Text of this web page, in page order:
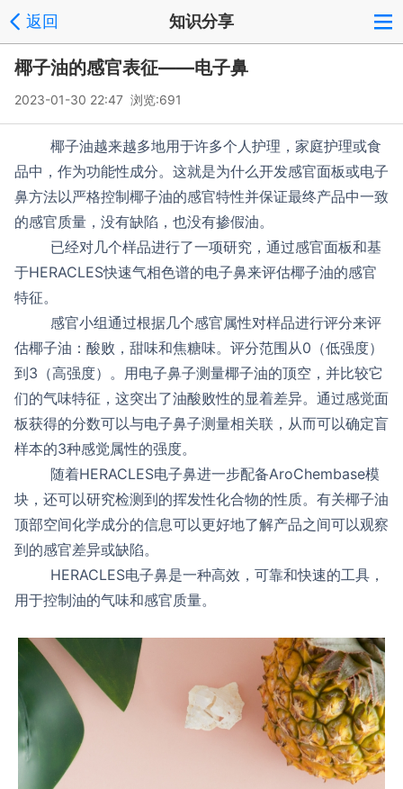
返回 知识分享
椰子油的感官表征——电子鼻
2023-01-30 22:47 浏览:691
椰子油越来越多地用于许多个人护理，家庭护理或食
品中，作为功能性成分。这就是为什么开发感官面板或电子
鼻方法以严格控制椰子油的感官特性并保证最终产品中一致
的感官质量，没有缺陷，也没有掺假油。
已经对几个样品进行了一项研究，通过感官面板和基
于HERACLES快速气相色谱的电子鼻来评估椰子油的感官
特征。
感官小组通过根据几个感官属性对样品进行评分来评
估椰子油：酸败，甜味和焦糖味。评分范围从0（低强度）
到3（高强度）。用电子鼻子测量椰子油的顶空，并比较它
们的气味特征，这突出了油酸败性的显着差异。通过感觉面
板获得的分数可以与电子鼻子测量相关联，从而可以确定盲
样本的3种感觉属性的强度。
随着HERACLES电子鼻进一步配备AroChembase模
块，还可以研究检测到的挥发性化合物的性质。有关椰子油
顶部空间化学成分的信息可以更好地了解产品之间可以观察
到的感官差异或缺陷。
HERACLES电子鼻是一种高效，可靠和快速的工具，
用于控制油的气味和感官质量。